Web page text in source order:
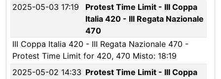
2025-05-03 17:19
Protest Time Limit - III Coppa
Italia 420 - III Regata Nazionale
470
III Coppa Italia 420 - III Regata Nazionale 470 -
Protest Time Limit for 420, 470 Misto: 18:19
2025-05-02 14:33 Protest Time Limit - III Coppa